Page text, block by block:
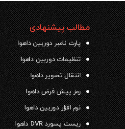
مطالب پیشنهادی
پارت نامبر دوربین داهوا
تنظیمات دوربین داهوا
انتقال تصویر داهوا
رمز پیش فرض داهوا
نرم افزار دوربین داهوا
ریست پسورد DVR داهوا